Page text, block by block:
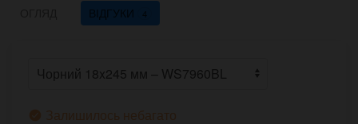
ВІДГУКИ 4